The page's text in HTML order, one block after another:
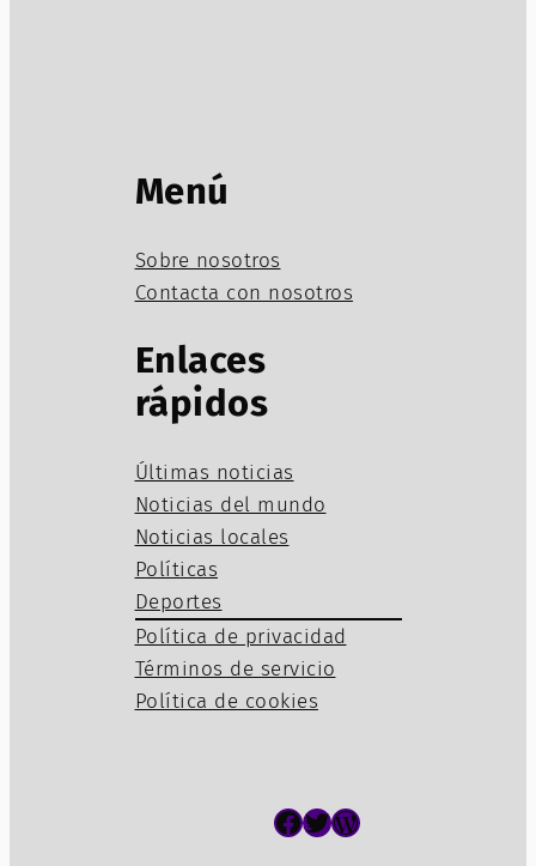
Menú
Sobre nosotros
Contacta con nosotros
Enlaces
rápidos
Últimas noticias
Noticias del mundo
Noticias locales
Políticas
Deportes
Política de privacidad
Términos de servicio
Política de cookies
Facebook Twitter WordPress